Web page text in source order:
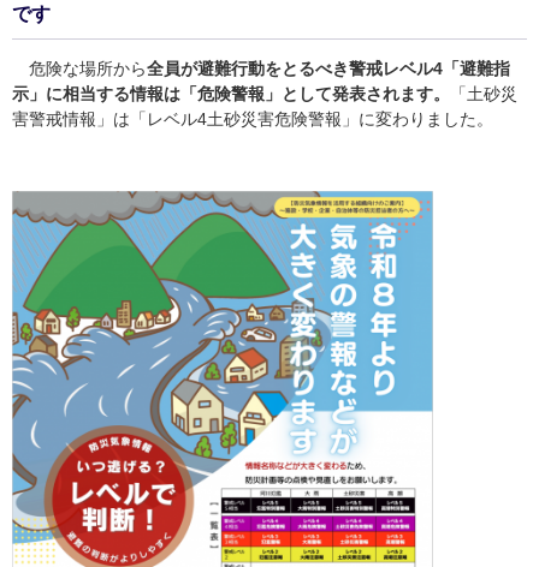
です
危険な場所から全員が避難行動をとるべき警戒レベル4「避難指
示」に相当する情報は「危険警報」として発表されます。
「土砂災
害警戒情報」は「レベル4土砂災害危険警報」に変わりました。